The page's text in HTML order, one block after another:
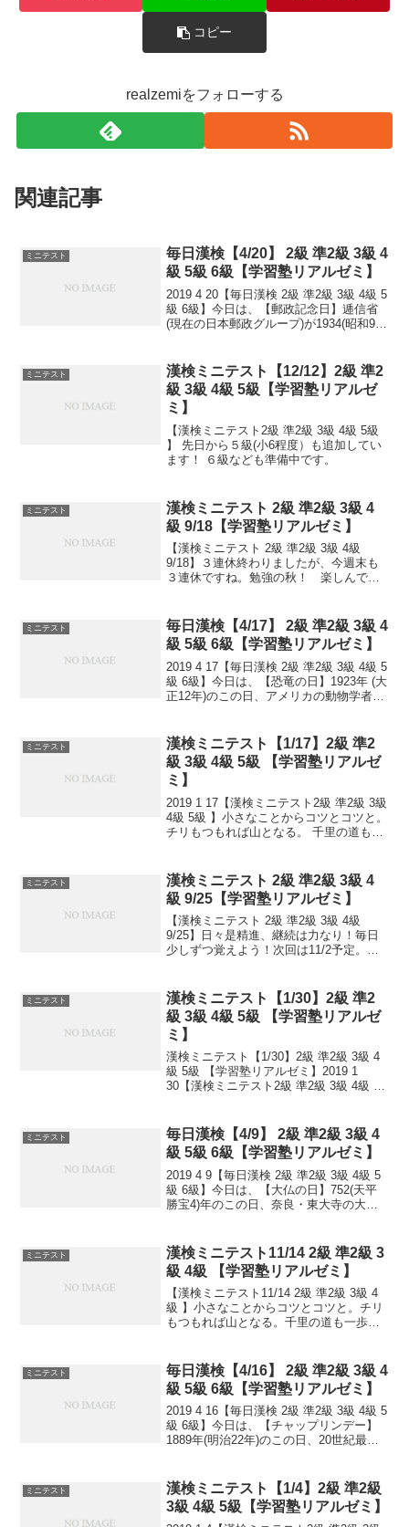
コピー
realzemiをフォローする
関連記事
ミニテスト
毎日漢検【4/20】 2級 準2級 3級 4
級 5級 6級【学習塾リアルゼミ】
2019 4 20【毎日漢検 2級 準2級 3級 4級 5
級 6級】今日は、【郵政記念日】逓信省
(現在の日本郵政グループ)が1934(昭和9)
た1950(昭和25)年に...
ミニテスト
漢検ミニテスト【12/12】2級 準2
級 3級 4級 5級【学習塾リアルゼ
ミ】
【漢検ミニテスト2級 準2級 3級 4級 5級
】 先日から５級(小6程度）も追加してい
ます！ ６級なども準備中です。
ミニテスト
漢検ミニテスト 2級 準2級 3級 4
級 9/18【学習塾リアルゼミ】
【漢検ミニテスト 2級 準2級 3級 4級
9/18】３連休終わりましたが、今週末も
３連休ですね。勉強の秋！ 楽しんでい
予定。受ける方、受験希望の方、まずは
連絡お待ち...
ミニテスト
毎日漢検【4/17】 2級 準2級 3級 4
級 5級 6級【学習塾リアルゼミ】
2019 4 17【毎日漢検 2級 準2級 3級 4級 5
級 6級】今日は、【恐竜の日】1923年 (大
正12年)のこの日、アメリカの動物学者ロ
の後5年間に及ぶ旅行中に...
ミニテスト
漢検ミニテスト【1/17】2級 準2
級 3級 4級 5級 【学習塾リアルゼ
ミ】
2019 1 17【漢検ミニテスト2級 準2級 3級
4級 5級 】小さなことからコツとコツと。
チリもつもれば山となる。 千里の道も一
熟語問題などの出来具合が合...
ミニテスト
漢検ミニテスト 2級 準2級 3級 4
級 9/25【学習塾リアルゼミ】
【漢検ミニテスト 2級 準2級 3級 4級
9/25】日々是精進、継続は力なり！毎日
少しずつ覚えよう！次回は11/2予定。受
す。連絡は塾で直接言っていただくか、
こちらから...
ミニテスト
漢検ミニテスト【1/30】2級 準2
級 3級 4級 5級 【学習塾リアルゼ
ミ】
漢検ミニテスト【1/30】2級 準2級 3級 4
級 5級 【学習塾リアルゼミ】2019 1
30【漢検ミニテスト2級 準2級 3級 4級 5
ら。 日々是精進、継続...
ミニテスト
毎日漢検【4/9】 2級 準2級 3級 4
級 5級 6級【学習塾リアルゼミ】
2019 4 9【毎日漢検 2級 準2級 3級 4級 5
級 6級】今日は、【大仏の日】752(天平
勝宝4)年のこの日、奈良・東大寺の大仏
マイスター協会が制定。四(し)九...
ミニテスト
漢検ミニテスト11/14 2級 準2級 3
級 4級 【学習塾リアルゼミ】
【漢検ミニテスト11/14 2級 準2級 3級 4
級 】小さなことからコツとコツと。チリ
もつもれば山となる。千里の道も一歩か
ミニテスト
毎日漢検【4/16】 2級 準2級 3級 4
級 5級 6級【学習塾リアルゼミ】
2019 4 16【毎日漢検 2級 準2級 3級 4級 5
級 6級】今日は、【チャップリンデー】
1889年(明治22年)のこの日、20世紀最大
口ひげ、だぶだぶのズボン、...
ミニテスト
漢検ミニテスト【1/4】2級 準2級
3級 4級 5級【学習塾リアルゼミ】